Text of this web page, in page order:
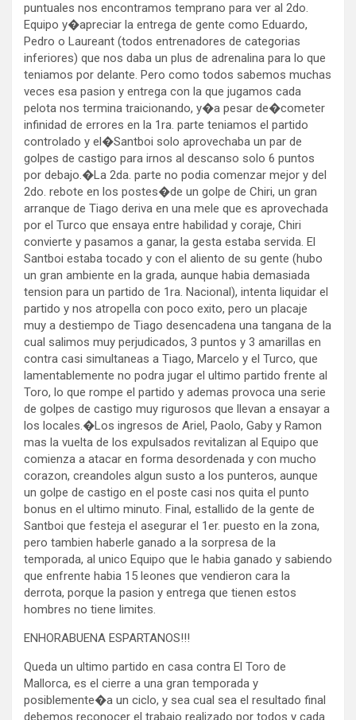
puntuales nos encontramos temprano para ver al 2do.
Equipo y�apreciar la entrega de gente como Eduardo,
Pedro o Laureant (todos entrenadores de categorias
inferiores) que nos daba un plus de adrenalina para lo que
teniamos por delante. Pero como todos sabemos muchas
veces esa pasion y entrega con la que jugamos cada
pelota nos termina traicionando, y�a pesar de�cometer
infinidad de errores en la 1ra. parte teniamos el partido
controlado y el�Santboi solo aprovechaba un par de
golpes de castigo para irnos al descanso solo 6 puntos
por debajo.�La 2da. parte no podia comenzar mejor y del
2do. rebote en los postes�de un golpe de Chiri, un gran
arranque de Tiago deriva en una mele que es aprovechada
por el Turco que ensaya entre habilidad y coraje, Chiri
convierte y pasamos a ganar, la gesta estaba servida. El
Santboi estaba tocado y con el aliento de su gente (hubo
un gran ambiente en la grada, aunque habia demasiada
tension para un partido de 1ra. Nacional), intenta liquidar el
partido y nos atropella con poco exito, pero un placaje
muy a destiempo de Tiago desencadena una tangana de la
cual salimos muy perjudicados, 3 puntos y 3 amarillas en
contra casi simultaneas a Tiago, Marcelo y el Turco, que
lamentablemente no podra jugar el ultimo partido frente al
Toro, lo que rompe el partido y ademas provoca una serie
de golpes de castigo muy rigurosos que llevan a ensayar a
los locales.�Los ingresos de Ariel, Paolo, Gaby y Ramon
mas la vuelta de los expulsados revitalizan al Equipo que
comienza a atacar en forma desordenada y con mucho
corazon, creandoles algun susto a los punteros, aunque
un golpe de castigo en el poste casi nos quita el punto
bonus en el ultimo minuto. Final, estallido de la gente de
Santboi que festeja el asegurar el 1er. puesto en la zona,
pero tambien haberle ganado a la sorpresa de la
temporada, al unico Equipo que le habia ganado y sabiendo
que enfrente habia 15 leones que vendieron cara la
derrota, porque la pasion y entrega que tienen estos
hombres no tiene limites.
ENHORABUENA ESPARTANOS!!!
Queda un ultimo partido en casa contra El Toro de
Mallorca, es el cierre a una gran temporada y
posiblemente�a un ciclo, y sea cual sea el resultado final
debemos reconocer el trabajo realizado por todos y cada